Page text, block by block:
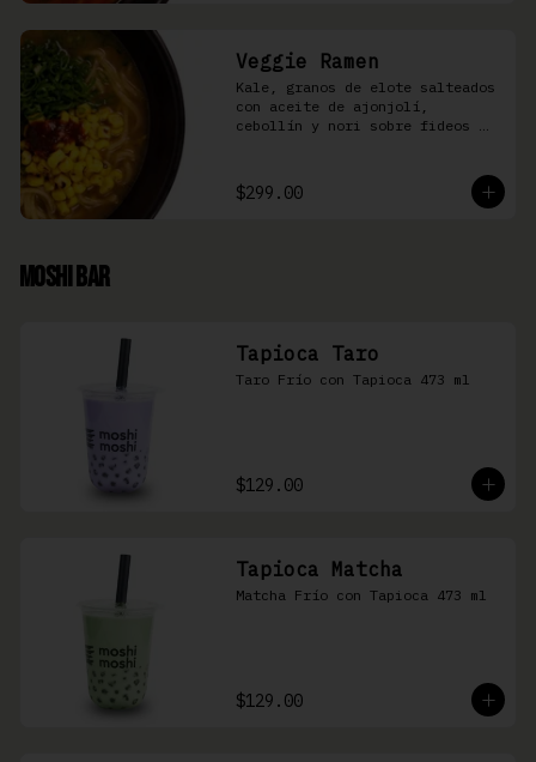
Veggie Ramen
Kale, granos de elote salteados
con aceite de ajonjolí,
cebollín y nori sobre fideos
$299.00
Moshi Bar
Tapioca Taro
Taro Frío con Tapioca 473 ml
$129.00
Tapioca Matcha
Matcha Frío con Tapioca 473 ml
$129.00